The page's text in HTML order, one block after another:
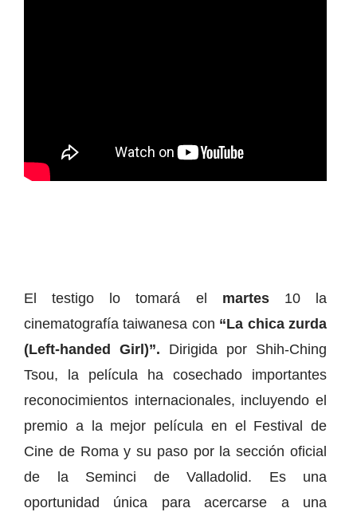
El testigo lo tomará el martes10 la
cinematografía taiwanesa con “La chica zurda
(Left-handed Girl)”. Dirigida por Shih-Ching
Tsou, la película ha cosechado importantes
reconocimientos internacionales, incluyendo el
premio a la mejor película en el Festival de
Cine de Roma y su paso por la sección oficial
de la Seminci de Valladolid. Es una
oportunidad única para acercarse a una